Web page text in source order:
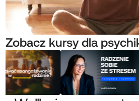
Zobacz kursy dla